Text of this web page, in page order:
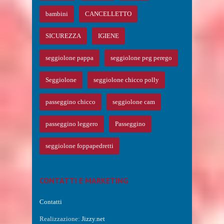
bambini CANCELLETTO
SICUREZZA IGIENE
seggiolone pappa seggiolone peg perego
Seggiolone seggiolone chicco polly
passeggino chicco seggiolone cam
passeggino leggero Passeggino
seggiolone foppapedretti
CONTATTI E MARKETING
Contatti
Realizzazione: Jizzy.net